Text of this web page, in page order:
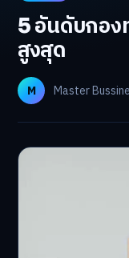
5 อันดับกอง
สูงสุด
M Master